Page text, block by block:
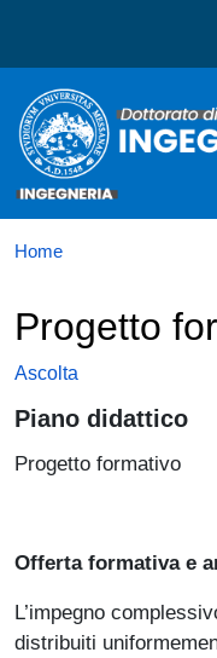
Home
Progetto
Ascolta
Piano didattico
Progetto formativo
Offerta formativa e
L’impegno
distribuiti